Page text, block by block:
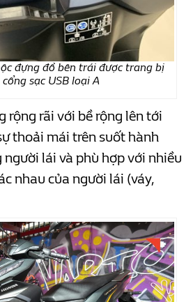
đựng đồ bên trái được trang bị
sạc USB loại A
rộng rãi với bề rộng lên tới
thoải mái trên suốt hành
lái và phù hợp với nhiều
nhau của người lái (váy,